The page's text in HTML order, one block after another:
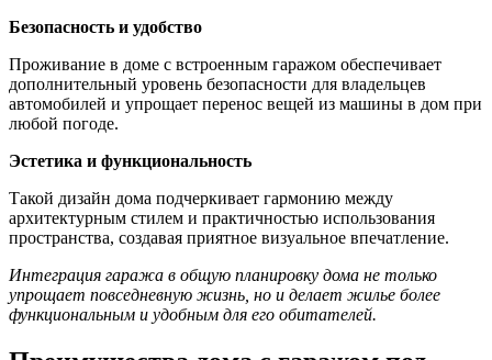
Безопасность и удобство
Проживание в доме с встроенным гаражом обеспечивает
дополнительный уровень безопасности для владельцев
автомобилей и упрощает перенос вещей из машины в дом при
любой погоде.
Эстетика и функциональность
Такой дизайн дома подчеркивает гармонию между
архитектурным стилем и практичностью использования
пространства, создавая приятное визуальное впечатление.
Интеграция гаража в общую планировку дома не только
упрощает повседневную жизнь, но и делает жилье более
функциональным и удобным для его обитателей.